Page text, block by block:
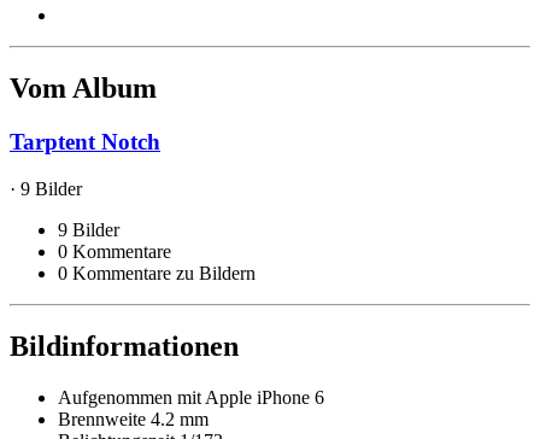
Vom Album
Tarptent Notch
· 9 Bilder
9 Bilder
0 Kommentare
0 Kommentare zu Bildern
Bildinformationen
Aufgenommen mit Apple iPhone 6
Brennweite 4.2 mm